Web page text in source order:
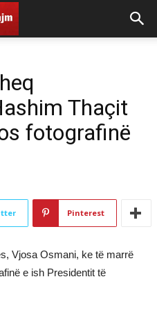
Thaçit
fotografinë
Pinterest
Vjosa Osmani, ke të marrë
e ish Presidentit të